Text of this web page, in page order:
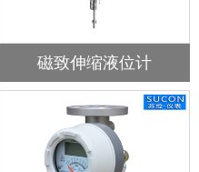
磁致伸缩液位计